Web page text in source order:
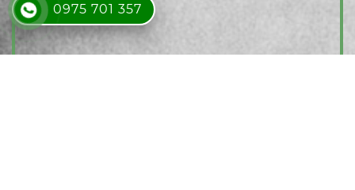
0975 701 357